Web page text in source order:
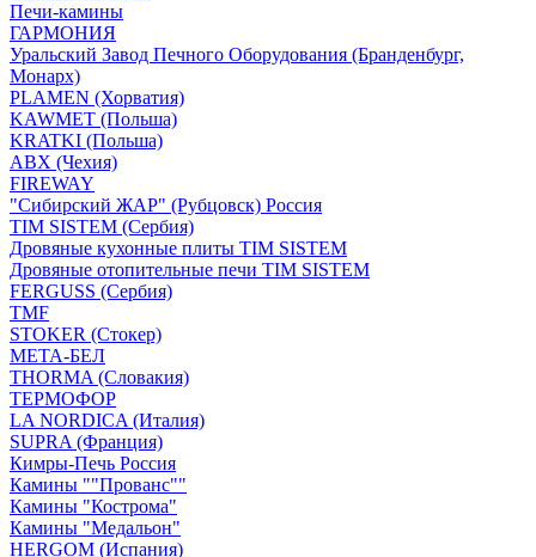
Печи-камины
ГАРМОНИЯ
Уральский Завод Печного Оборудования (Бранденбург,
Монарх)
PLAMEN (Хорватия)
KAWMET (Польша)
KRATKI (Польша)
ABX (Чехия)
FIREWAY
"Сибирский ЖАР" (Рубцовск) Россия
TIM SISTEM (Сербия)
Дровяные кухонные плиты TIM SISTEM
Дровяные отопительные печи TIM SISTEM
FERGUSS (Сербия)
TMF
STOKER (Стокер)
МЕТА-БЕЛ
THORMA (Словакия)
ТЕРМОФОР
LA NORDICA (Италия)
SUPRA (Франция)
Кимры-Печь Россия
Камины ""Прованс""
Камины "Кострома"
Камины "Медальон"
HERGOM (Испания)